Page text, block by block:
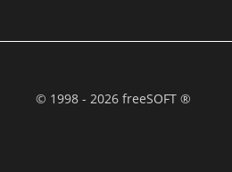
© 1998 - 2026 freeSOFT ®